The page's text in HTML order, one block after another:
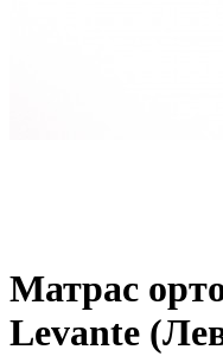
Матрас
Levante